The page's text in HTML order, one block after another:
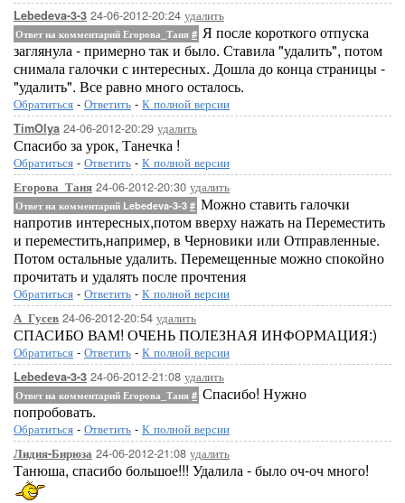
Lebedeva-3-3 24-06-2012-20:24 удалить
Ответ на комментарий Егорова_Таня # Я после короткого отпуска
заглянула - примерно так и было. Ставила "удалить", потом
снимала галочки с интересных. Дошла до конца страницы -
"удалить". Все равно много осталось.
Обратиться - Ответить - К полной версии
TimOlya 24-06-2012-20:29 удалить
Спасибо за урок, Танечка !
Обратиться - Ответить - К полной версии
Егорова_Таня 24-06-2012-20:30 удалить
Ответ на комментарий Lebedeva-3-3 # Можно ставить галочки
напротив интересных,потом вверху нажать на Переместить
и переместить,например, в Черновики или Отправленные.
Потом остальные удалить. Перемещенные можно спокойно
прочитать и удалять после прочтения
Обратиться - Ответить - К полной версии
А_Гусев 24-06-2012-20:54 удалить
СПАСИБО ВАМ! ОЧЕНЬ ПОЛЕЗНАЯ ИНФОРМАЦИЯ:)
Обратиться - Ответить - К полной версии
Lebedeva-3-3 24-06-2012-21:08 удалить
Ответ на комментарий Егорова_Таня # Спасибо! Нужно
попробовать.
Обратиться - Ответить - К полной версии
Лидия-Бирюза 24-06-2012-21:08 удалить
Танюша, спасибо большое!!! Удалила - было оч-оч много!